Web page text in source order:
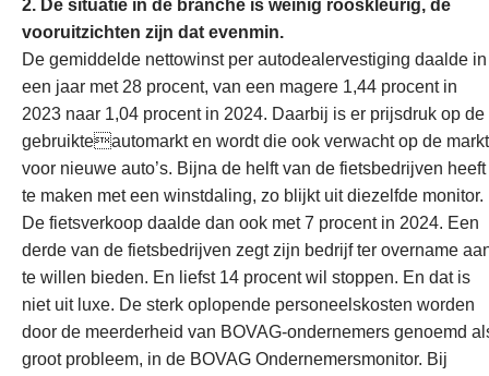
2. De situatie in de branche is weinig rooskleurig, de
vooruitzichten zijn dat evenmin.
De gemiddelde nettowinst per autodealervestiging daalde in
een jaar met 28 procent, van een magere 1,44 procent in
2023 naar 1,04 procent in 2024. Daarbij is er prijsdruk op de
gebruikteautomarkt en wordt die ook verwacht op de markt
voor nieuwe auto’s. Bijna de helft van de fietsbedrijven heeft
te maken met een winstdaling, zo blijkt uit diezelfde monitor.
De fietsverkoop daalde dan ook met 7 procent in 2024. Een
derde van de fietsbedrijven zegt zijn bedrijf ter overname
te willen bieden. En liefst 14 procent wil stoppen. En dat is
niet uit luxe. De sterk oplopende personeelskosten worden
door de meerderheid van BOVAG-ondernemers genoemd
groot probleem, in de BOVAG Ondernemersmonitor. Bij